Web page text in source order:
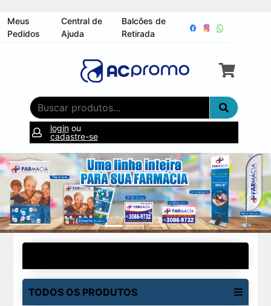
Meus
Pedidos
Central de
Ajuda
Balcões de
Retirada
loginou
cadastre-se
TODOS OS PRODUTOS